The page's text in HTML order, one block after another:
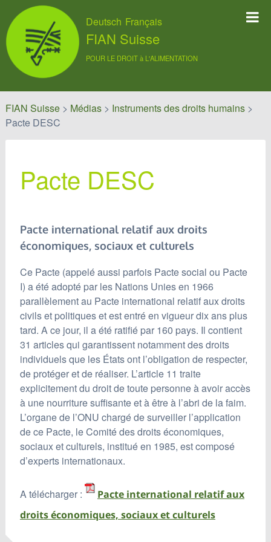
Deutsch Français
FIAN Suisse
POUR LE DROIT à L'ALIMENTATION
FIAN Suisse> Médias> Instruments des droits humains>
Pacte DESC
Pacte DESC
Pacte international relatif aux droits
économiques, sociaux et culturels
Ce Pacte (appelé aussi parfois Pacte social ou Pacte
I) a été adopté par les Nations Unies en 1966
parallèlement au Pacte international relatif aux droits
civils et politiques et est entré en vigueur dix ans plus
tard. A ce jour, il a été ratifié par 160 pays. Il contient
31 articles qui garantissent notamment des droits
individuels que les États ont l’obligation de respecter,
de protéger et de réaliser. L’article 11 traite
explicitement du droit de toute personne à avoir accès
à une nourriture suffisante et à être à l’abri de la faim.
L’organe de l’ONU chargé de surveiller l’application
de ce Pacte, le Comité des droits économiques,
sociaux et culturels, institué en 1985, est composé
d’experts internationaux.
A télécharger :
Pacte international relatif aux
droits économiques, sociaux et culturels